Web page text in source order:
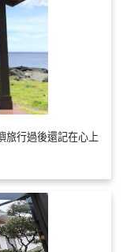
旅行過後還記在心上